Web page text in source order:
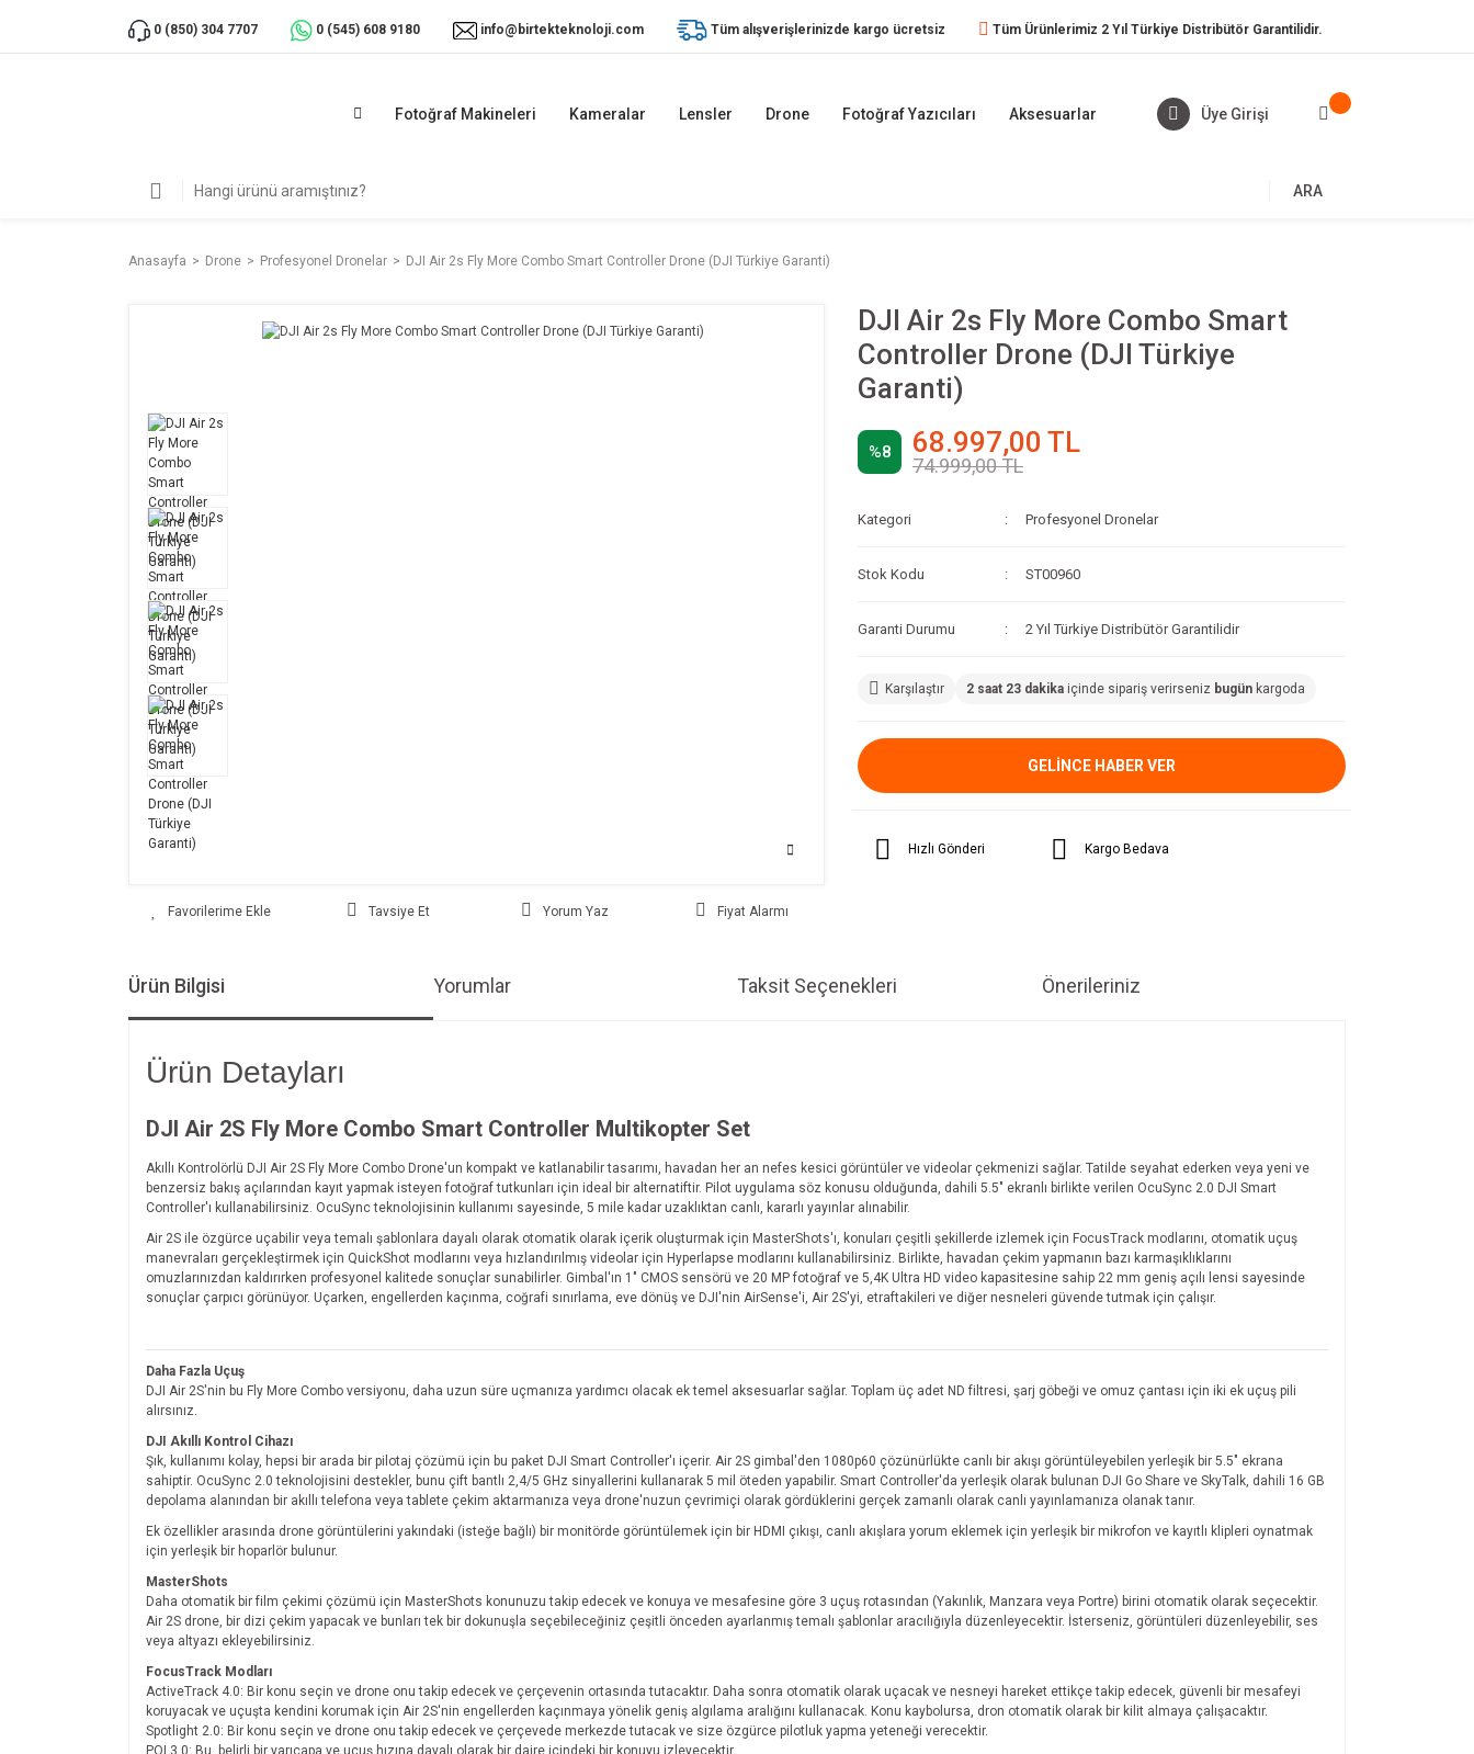
0 (850) 304 7707 0 (545) 608 9180 info@birtekteknoloji.com Tüm alışverişlerinizde kargo ücretsiz Tüm Ürünlerimiz 2 Yıl Türkiye Distribütör Garantilidir.
Fotoğraf Makineleri Kameralar Lensler Drone Fotoğraf Yazıcıları Aksesuarlar Üye Girişi
ARA
Anasayfa Drone Profesyonel Dronelar DJI Air 2s Fly More Combo Smart Controller Drone (DJI Türkiye Garanti)
Tavsiye Et Yorum Yaz Fiyat Alarmı
DJI Air 2s Fly More Combo Smart
Controller Drone (DJI Türkiye
Garanti)
%8 68.997,00 TL
74.999,00 TL
Kategori Profesyonel Dronelar
Stok Kodu ST00960
Garanti Durumu 2 Yıl Türkiye Distribütör Garantilidir
Karşılaştır 2 saat 23 dakika içinde sipariş verirseniz bugün kargoda
GELİNCE HABER VER
Hızlı Gönderi Kargo Bedava
Ürün Bilgisi Yorumlar Taksit Seçenekleri Önerileriniz
Ürün Detayları
DJI Air 2S Fly More Combo Smart Controller Multikopter Set
Akıllı Kontrolörlü DJI Air 2S Fly More Combo Drone'un kompakt ve katlanabilir tasarımı, havadan her an nefes kesici görüntüler ve videolar çekmenizi sağlar. Tatilde seyahat ederken veya yeni ve
benzersiz bakış açılarından kayıt yapmak isteyen fotoğraf tutkunları için ideal bir alternatiftir. Pilot uygulama söz konusu olduğunda, dahili 5.5" ekranlı birlikte verilen OcuSync 2.0 DJI Smart
Controller'ı kullanabilirsiniz. OcuSync teknolojisinin kullanımı sayesinde, 5 mile kadar uzaklıktan canlı, kararlı yayınlar alınabilir.
Air 2S ile özgürce uçabilir veya temalı şablonlara dayalı olarak otomatik olarak içerik oluşturmak için MasterShots'ı, konuları çeşitli şekillerde izlemek için FocusTrack modlarını, otomatik uçuş
manevraları gerçekleştirmek için QuickShot modlarını veya hızlandırılmış videolar için Hyperlapse modlarını kullanabilirsiniz. Birlikte, havadan çekim yapmanın bazı karmaşıklıklarını
omuzlarınızdan kaldırırken profesyonel kalitede sonuçlar sunabilirler. Gimbal'ın 1" CMOS sensörü ve 20 MP fotoğraf ve 5,4K Ultra HD video kapasitesine sahip 22 mm geniş açılı lensi sayesinde
sonuçlar çarpıcı görünüyor. Uçarken, engellerden kaçınma, coğrafi sınırlama, eve dönüş ve DJI'nin AirSense'i, Air 2S'yi, etraftakileri ve diğer nesneleri güvende tutmak için çalışır.
Daha Fazla Uçuş
DJI Air 2S'nin bu Fly More Combo versiyonu, daha uzun süre uçmanıza yardımcı olacak ek temel aksesuarlar sağlar. Toplam üç adet ND filtresi, şarj göbeği ve omuz çantası için iki ek uçuş pili
alırsınız.
DJI Akıllı Kontrol Cihazı
Şık, kullanımı kolay, hepsi bir arada bir pilotaj çözümü için bu paket DJI Smart Controller'ı içerir. Air 2S gimbal'den 1080p60 çözünürlükte canlı bir akışı görüntüleyebilen yerleşik bir 5.5" ekrana
sahiptir. OcuSync 2.0 teknolojisini destekler, bunu çift bantlı 2,4/5 GHz sinyallerini kullanarak 5 mil öteden yapabilir. Smart Controller'da yerleşik olarak bulunan DJI Go Share ve SkyTalk, dahili 16 GB
depolama alanından bir akıllı telefona veya tablete çekim aktarmanıza veya drone'nuzun çevrimiçi olarak gördüklerini gerçek zamanlı olarak canlı yayınlamanıza olanak tanır.
Ek özellikler arasında drone görüntülerini yakındaki (isteğe bağlı) bir monitörde görüntülemek için bir HDMI çıkışı, canlı akışlara yorum eklemek için yerleşik bir mikrofon ve kayıtlı klipleri oynatmak
için yerleşik bir hoparlör bulunur.
MasterShots
Daha otomatik bir film çekimi çözümü için MasterShots konunuzu takip edecek ve konuya ve mesafesine göre 3 uçuş rotasından (Yakınlık, Manzara veya Portre) birini otomatik olarak seçecektir.
Air 2S drone, bir dizi çekim yapacak ve bunları tek bir dokunuşla seçebileceğiniz çeşitli önceden ayarlanmış temalı şablonlar aracılığıyla düzenleyecektir. İsterseniz, görüntüleri düzenleyebilir, ses
veya altyazı ekleyebilirsiniz.
FocusTrack Modları
ActiveTrack 4.0: Bir konu seçin ve drone onu takip edecek ve çerçevenin ortasında tutacaktır. Daha sonra otomatik olarak uçacak ve nesneyi hareket ettikçe takip edecek, güvenli bir mesafeyi
koruyacak ve uçuşta kendini korumak için Air 2S'nin engellerden kaçınmaya yönelik geniş algılama aralığını kullanacak. Konu kaybolursa, dron otomatik olarak bir kilit almaya çalışacaktır.
Spotlight 2.0: Bir konu seçin ve drone onu takip edecek ve çerçevede merkezde tutacak ve size özgürce pilotluk yapma yeteneği verecektir.
POI 3.0: Bu, belirli bir yarıçapa ve uçuş hızına dayalı olarak bir daire içindeki bir konuyu izleyecektir.